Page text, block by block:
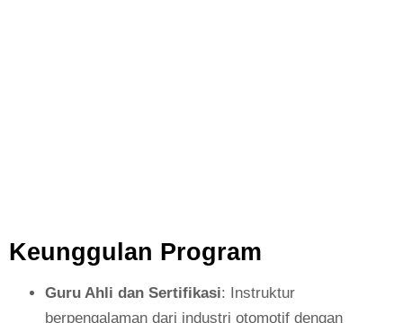
Keunggulan Program
Guru Ahli dan Sertifikasi: Instruktur
berpengalaman dari industri otomotif dengan